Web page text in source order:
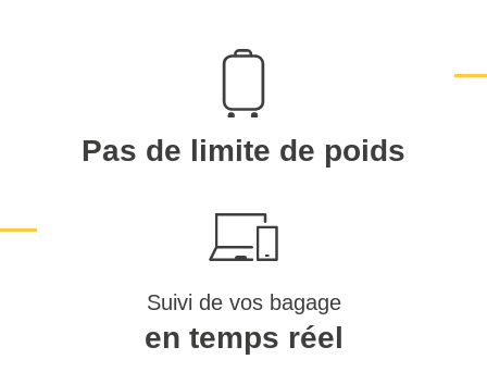
Pas de limite de poids
Suivi de vos bagage
en temps réel